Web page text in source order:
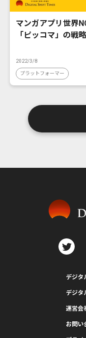
マンガアプリ世界
「ピッコマ」の戦略
2022/3/8
プラットフォーマー
デジタ
デジタ
運営会
お問い